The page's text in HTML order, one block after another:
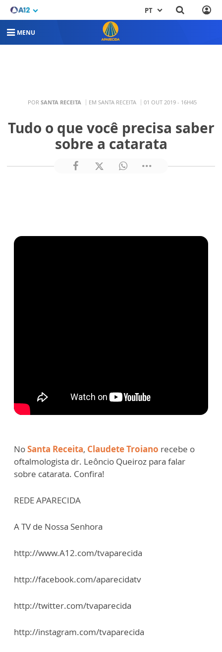
PT
MENU
POR SANTA RECEITA EM SANTA RECEITA 01 OUT 2019 - 16H45
Tudo o que você precisa saber
sobre a catarata
NoSanta Receita, Claudete Troiano recebe o
oftalmologista dr. Leôncio Queiroz para falar
sobre catarata. Confira!
REDE APARECIDA
A TV de Nossa Senhora
http://www.A12.com/tvaparecida
http://facebook.com/aparecidatv
http://twitter.com/tvaparecida
http://instagram.com/tvaparecida